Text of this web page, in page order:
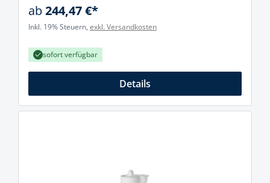
ab244,47 €*
Inkl. 19% Steuern, exkl. Versandkosten
sofort verfügbar
Details